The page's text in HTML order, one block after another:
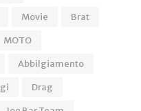
Movie
Brat
MOTO
Abbilgiamento
Drag